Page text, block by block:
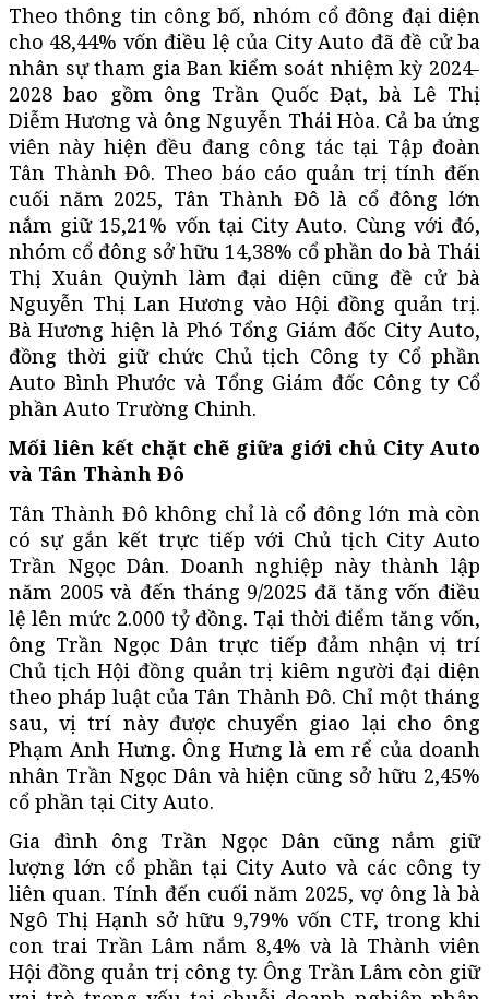
Theo thông tin công bố, nhóm cổ đông đại diện
cho 48,44% vốn điều lệ của City Auto đã đề cử ba
nhân sự tham gia Ban kiểm soát nhiệm kỳ 2024-
2028 bao gồm ông Trần Quốc Đạt, bà Lê Thị
Diễm Hương và ông Nguyễn Thái Hòa. Cả ba ứng
viên này hiện đều đang công tác tại Tập đoàn
Tân Thành Đô. Theo báo cáo quản trị tính đến
cuối năm 2025, Tân Thành Đô là cổ đông lớn
nắm giữ 15,21% vốn tại City Auto. Cùng với đó,
nhóm cổ đông sở hữu 14,38% cổ phần do bà Thái
Thị Xuân Quỳnh làm đại diện cũng đề cử bà
Nguyễn Thị Lan Hương vào Hội đồng quản trị.
Bà Hương hiện là Phó Tổng Giám đốc City Auto,
đồng thời giữ chức Chủ tịch Công ty Cổ phần
Auto Bình Phước và Tổng Giám đốc Công ty Cổ
phần Auto Trường Chinh.
Mối liên kết chặt chẽ giữa giới chủ City Auto
và Tân Thành Đô
Tân Thành Đô không chỉ là cổ đông lớn mà còn
có sự gắn kết trực tiếp với Chủ tịch City Auto
Trần Ngọc Dân. Doanh nghiệp này thành lập
năm 2005 và đến tháng 9/2025 đã tăng vốn điều
lệ lên mức 2.000 tỷ đồng. Tại thời điểm tăng vốn,
ông Trần Ngọc Dân trực tiếp đảm nhận vị trí
Chủ tịch Hội đồng quản trị kiêm người đại diện
theo pháp luật của Tân Thành Đô. Chỉ một tháng
sau, vị trí này được chuyển giao lại cho ông
Phạm Anh Hưng. Ông Hưng là em rể của doanh
nhân Trần Ngọc Dân và hiện cũng sở hữu 2,45%
cổ phần tại City Auto.
Gia đình ông Trần Ngọc Dân cũng nắm giữ
lượng lớn cổ phần tại City Auto và các công ty
liên quan. Tính đến cuối năm 2025, vợ ông là bà
Ngô Thị Hạnh sở hữu 9,79% vốn CTF, trong khi
con trai Trần Lâm nắm 8,4% và là Thành viên
Hội đồng quản trị công ty. Ông Trần Lâm còn giữ